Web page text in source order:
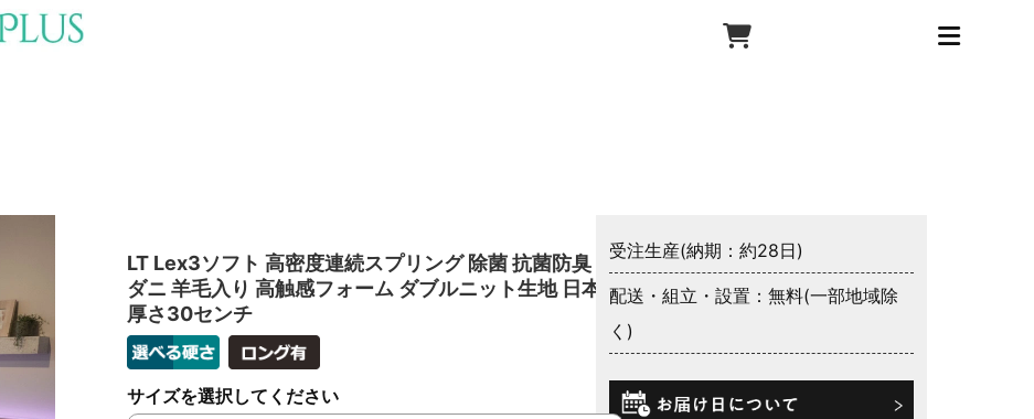
LT Lex3ソフト 高密度連続スプリング 除菌 抗菌防臭 防
ダニ 羊毛入り 高触感フォーム ダブルニット生地 日本製
厚さ30センチ
サイズを選択してください
受注生産(納期：約28日)
配送・組立・設置：無料(一部地域除
く)